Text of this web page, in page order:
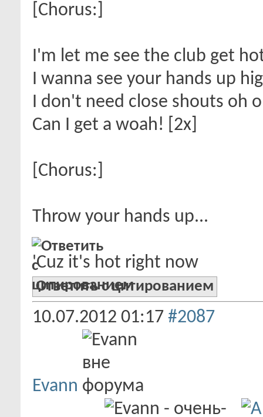
[Chorus:]
I'm let me see the club get
I wanna see your hands up
I don't need close shouts oh
Can I get a woah! [2x]
[Chorus:]
Throw your hands up...
'Cuz it's hot right now
Ответить с цитированием
10.07.2012 01:17 #2087
Evann